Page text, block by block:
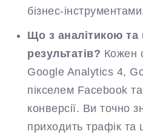
бізнес-
Що з аналітикою
результатів? Кожен
Google Analytics 4,
пікселем Facebook
конверсії. Ви точно
приходить трафік та